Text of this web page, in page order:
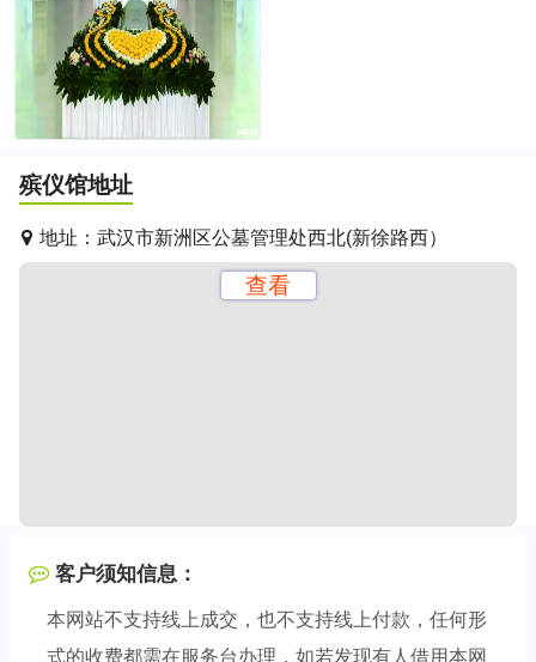
殡仪馆地址
地址： 武汉市新洲区公墓管理处西北(新徐路西）
查看
客户须知信息：
本网站不支持线上成交，也不支持线上付款，任何形
式的收费都需在服务台办理，如若发现有人借用本网